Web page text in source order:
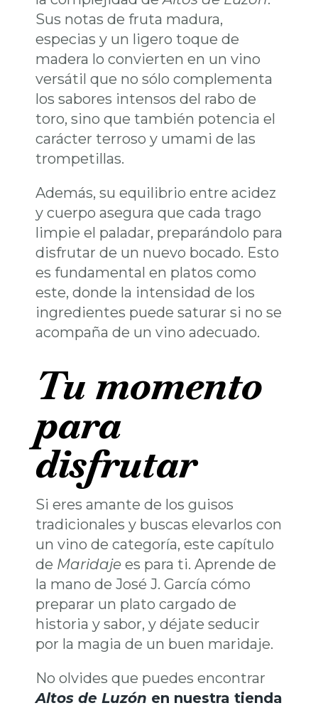
Sus notas de fruta madura,
especias y un ligero toque de
madera lo convierten en un vino
versátil que no sólo complementa
los sabores intensos del rabo de
toro, sino que también potencia el
carácter terroso y umami de las
trompetillas.
Además, su equilibrio entre acidez
y cuerpo asegura que cada trago
limpie el paladar, preparándolo para
disfrutar de un nuevo bocado. Esto
es fundamental en platos como
este, donde la intensidad de los
ingredientes puede saturar si no se
acompaña de un vino adecuado.
Tu momento
para
disfrutar
Si eres amante de los guisos
tradicionales y buscas elevarlos con
un vino de categoría, este capítulo
de Maridaje es para ti. Aprende de
la mano de José J. García cómo
preparar un plato cargado de
historia y sabor, y déjate seducir
por la magia de un buen maridaje.
No olvides que puedes encontrar
Altos de Luzón en nuestra tienda